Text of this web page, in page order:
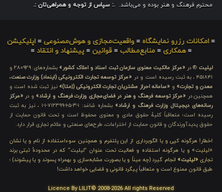
محترم فرهنگ و هنر بوده و می‌باشد. .: سپاس از توجه و همراهی‌تان :.
≡ امکانات رزرو نمایشگاه ≡ واقعیت‌مجازی و هوش‌مصنوعی ≡ اپلیکیشن
≡همکاری ≡منابع‌مطالب ≡قوانین ≡پیشنهاد و انتقاد ≡
لیلیت ® در «مرکز مالکیت معنوی سازمان ثبت اسناد و املاک کشور»
بشماره‌های: ۲۸۰۹۲۹ و
۴۵۱۸۴۱ ، به ثبت رسیده است و در
«مرکز توسعه تجارت الکترونیکی (اینماد) وزارت صنعت،
معدن و تجارت» و «سامانه احراز مشتریان تجارت الکترونیکی (اِمتا)» نیز ثبت شده است و
همچنین در «مرکز توسعه فرهنگ و هنر در فضای‌مجازی وزارت فرهنگ و ارشاد» و در«مرکز
رسانه‌های دیجیتال وزارت فرهنگ و ارشاد»
بشماره شامَد: ۱-۳-۶۵-۷۱۲۳۹۹-۱-۱ ، نیز به ثبت
رسیده است؛ متعاقباً کلیهٔ حقوق مادی و معنوی محفوظ است و تحت قانون حمایت از
حقوق پدیدآورندگان و قانون حمایت از اختراعات، طرح‌های صنعتی و علائم تجاری قرار دارد.
اخطار! هرگونه کپی و یا الگوبرداری از این پلتفرم و همچنین سوءاستفاده از نام و یا نشان
«لیلیت» و یا هرگونه استفاده و فعالیت تحت عنوان “لیلیت” که در محدودهٔ ثبتی برند
تجاری «لیلیت» انجام گیرد (چه عیناً و یا بصورت مشابه‌سازی و بهمراه پسوند و یا پیشوند) ؛
طبق قانون ممنوع است و متعاقباً پیگرد قانونی و قضایی خواهد داشت!
Licence By LILIT© 2008-2026 All rights Reserved